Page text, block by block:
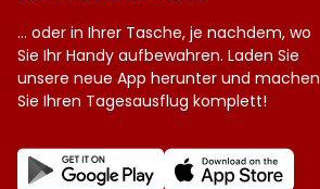
... oder in Ihrer Tasche, je nachdem, wo
Sie Ihr Handy aufbewahren. Laden Sie
unsere neue App herunter und machen
Sie Ihren Tagesausflug komplett!